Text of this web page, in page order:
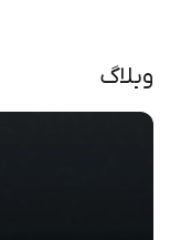
وبلاگ